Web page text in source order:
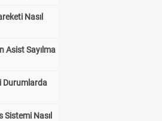
Nasıl
Asist Sayılma
Durumlarda
Nasıl